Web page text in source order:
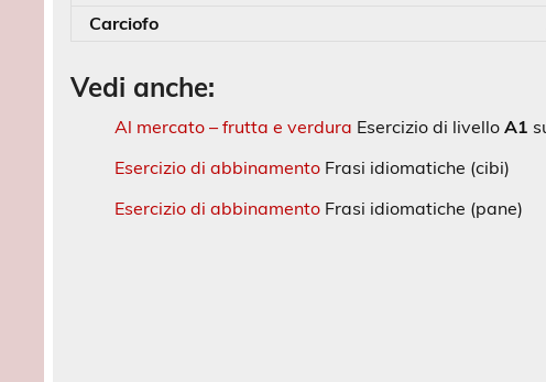
Carciofo
Vedi anche:
Al mercato – frutta e verdura Esercizio di livelloA1
Esercizio di abbinamento Frasi idiomatiche (cibi)
Esercizio di abbinamento Frasi idiomatiche (pane)